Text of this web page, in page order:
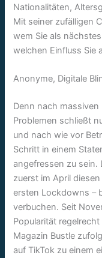
Nationalitäten,
Mit seiner zufälligen
wem Sie als
welchen Einfluss Sie
Anonyme, Digitale
Denn nach
Problemen schließt
und nach wie vor
Schritt in einem
angefressen zu sein.
zuerst im April
ersten Lockdowns –
verbuchen. Seit
Popularität
Magazin Bustle
auf TikTok zu einem